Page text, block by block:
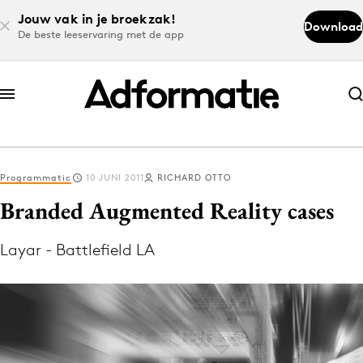
Jouw vak in je broekzak!
De beste leeservaring met de app
Download
Abonneer nu
Abonneer nu
Log in
Download de app
Nieuws app
Programmatic 10 JUNI 2011 RICHARD OTTO
Branded Augmented Reality cases
Layar - Battlefield LA